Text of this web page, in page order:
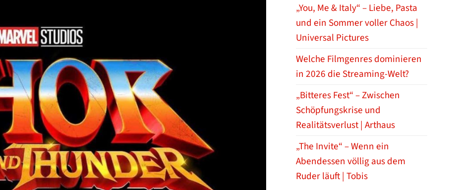
„You, Me & Italy“ – Liebe, Pasta
und ein Sommer voller Chaos |
Universal Pictures
Welche Filmgenres dominieren
in 2026 die Streaming-Welt?
„Bitteres Fest“ – Zwischen
Schöpfungskrise und
Realitätsverlust | Arthaus
„The Invite“ – Wenn ein
Abendessen völlig aus dem
Ruder läuft | Tobis